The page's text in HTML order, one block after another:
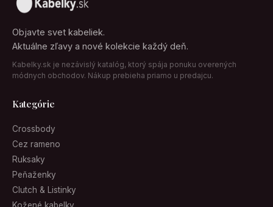
Objavte svet kabeliek.
Aktuálne zľavy a nové kolekcie každý deň.
Kabelky.sk je nezávislý katalóg, ktorý spája ponuku overených
módnych obchodov. Nákup prebieha priamo u predajcu.
Kategórie
Crossbody
Cez rameno
Ruksaky
Peňaženky
Clutch & Listinky
Kožené kabelky